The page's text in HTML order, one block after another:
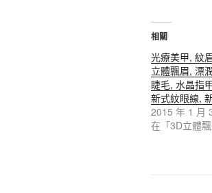
相關
光療美甲, 紋
立體飄眉, 漂
睫毛, 水晶指
新式紋眼線,
2015 年 1 月
在「3D立體